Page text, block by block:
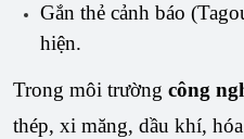
Gắn thẻ cảnh báo
hiện.
Trong môi trường công
thép, xi măng, dầu khí,